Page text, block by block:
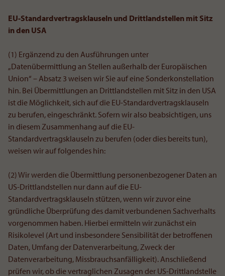
EU-Standardvertragsklauseln und Drittlandstellen mit Sitz
in den USA
(1) Ergänzend zu den Ausführungen unter
„Datenübermittlung an Stellen außerhalb der Europäischen
Union“ – Absatz 3 weisen wir Sie auf eine Sonderkonstellation
hin. Bei Übermittlungen an Drittlandstellen mit Sitz in den USA
ist die Möglichkeit, sich auf die EU-Standardvertragsklauseln
zu berufen, eingeschränkt. Sofern wir also beabsichtigen, uns
in diesem Zusammenhang auf die EU-
Standardvertragsklauseln zu berufen (oder dies bereits tun),
weisen wir auf folgendes hin:
(2) Wir werden die Übermittlung personenbezogener Daten an
US-Drittlandstellen nur dann auf die EU-
Standardvertragsklauseln stützen, wenn wir zuvor eine
gründliche Überprüfung des damit verbundenen Sachverhalts
vorgenommen haben. Hierbei ermitteln wir zunächst ein
Risikolevel (Art und insbesondere Sensibilität der betroffenen
Daten, Umfang der Datenverarbeitung, Zweck der
Datenverarbeitung, Missbrauchsanfälligkeit). Anschließend
prüfen wir, ob die vertraglichen Zusagen der US-Drittlandstelle